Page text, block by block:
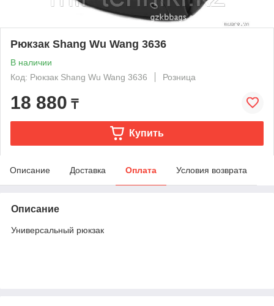
Рюкзак Shang Wu Wang 3636
В наличии
Код: Рюкзак Shang Wu Wang 3636
Розница
18 880 ₸
Купить
Описание Доставка Оплата Условия возврата
Описание
Универсальный рюкзак